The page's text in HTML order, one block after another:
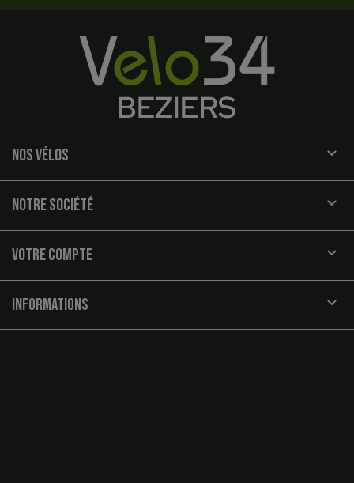
NOS VÉLOS 
NOTRE SOCIÉTÉ 
VOTRE COMPTE 
INFORMATIONS keyboard_arrow_down